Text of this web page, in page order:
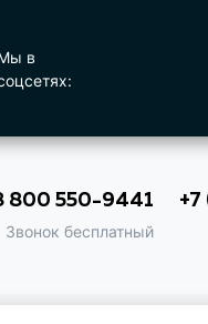
в
800 550-9441
Звонок бесплатный